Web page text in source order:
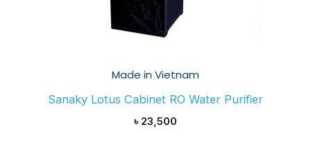
Made in Vietnam
Sanaky Lotus Cabinet RO Water Purifier
৳ 23,500